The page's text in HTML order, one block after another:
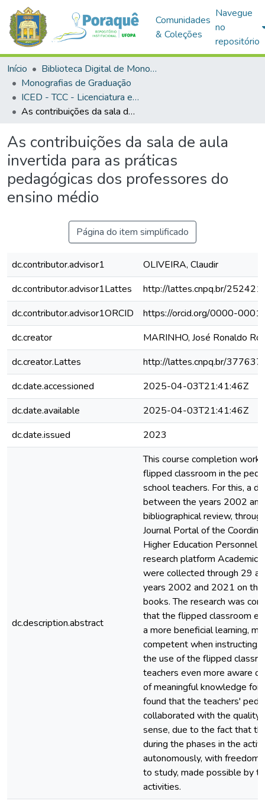
Comunidades
& Coleções
Navegue
no
repositório
Início
Biblioteca Digital de Monografias (BDM)
Monografias de Graduação
ICED - TCC - Licenciatura em Informática Educacional
As contribuições da sala de aula invertida para as práticas pedagógicas dos professores do ensino médio
As contribuições da sala de aula
invertida para as práticas
pedagógicas dos professores do
ensino médio
Página do item simplificado
dc.contributor.advisor1
OLIVEIRA, Claudir
dc.contributor.advisor1Lattes
http://lattes.cnpq.br/
dc.contributor.advisor1ORCID
https://orcid.org/0000-
dc.creator
MARINHO, José Ronaldo
dc.creator.Lattes
http://lattes.cnpq.br/
dc.date.accessioned
2025-04-03T21:41:46Z
dc.date.available
2025-04-03T21:41:46Z
dc.date.issued
2023
dc.description.abstract
This course completion
flipped classroom in the
school teachers. For this, a
between the years 2002
bibliographical review,
Journal Portal of the
Higher Education Personnel
research platform Academic
were collected through 29
years 2002 and 2021 on the
books. The research was
that the flipped classroom
a more beneficial learning,
competent when instructing.
the use of the flipped
teachers even more aware
of meaningful knowledge for
found that the teachers'
collaborated with the quality
sense, due to the fact that
during the phases in the
autonomously, with
to study, made possible by
activities.